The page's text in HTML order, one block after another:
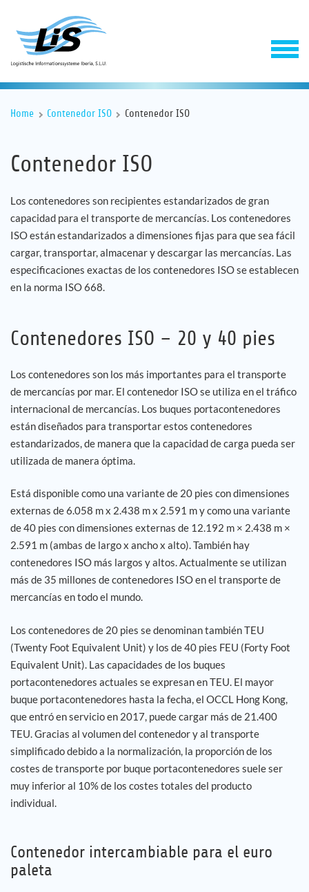
Software
Servicios
Empleo
Referencias
Noticias
Contáctenos
ES
Home Contenedor ISO Contenedor ISO
Contenedor ISO
Los contenedores son recipientes estandarizados de gran
capacidad para el transporte de mercancías. Los contenedores
ISO están estandarizados a dimensiones fijas para que sea fácil
cargar, transportar, almacenar y descargar las mercancías. Las
especificaciones exactas de los contenedores ISO se establecen
en la norma ISO 668.
Contenedores ISO – 20 y 40 pies
Los contenedores son los más importantes para el transporte
de mercancías por mar. El contenedor ISO se utiliza en el tráfico
internacional de mercancías. Los buques portacontenedores
están diseñados para transportar estos contenedores
estandarizados, de manera que la capacidad de carga pueda ser
utilizada de manera óptima.
Está disponible como una variante de 20 pies con dimensiones
externas de 6.058 m x 2.438 m x 2.591 m y como una variante
de 40 pies con dimensiones externas de 12.192 m × 2.438 m ×
2.591 m (ambas de largo x ancho x alto). También hay
contenedores ISO más largos y altos. Actualmente se utilizan
más de 35 millones de contenedores ISO en el transporte de
mercancías en todo el mundo.
Los contenedores de 20 pies se denominan también TEU
(Twenty Foot Equivalent Unit) y los de 40 pies FEU (Forty Foot
Equivalent Unit). Las capacidades de los buques
portacontenedores actuales se expresan en TEU. El mayor
buque portacontenedores hasta la fecha, el OCCL Hong Kong,
que entró en servicio en 2017, puede cargar más de 21.400
TEU. Gracias al volumen del contenedor y al transporte
simplificado debido a la normalización, la proporción de los
costes de transporte por buque portacontenedores suele ser
muy inferior al 10% de los costes totales del producto
individual.
Contenedor intercambiable para el euro
paleta